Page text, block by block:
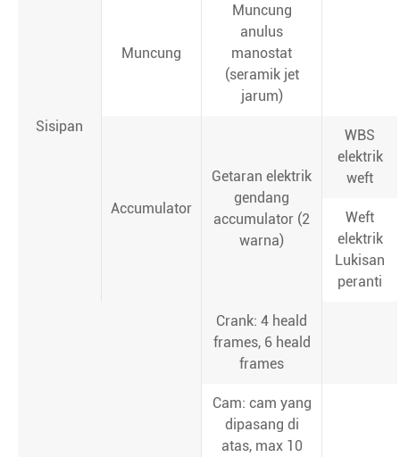
Sisipan
Muncung
Muncung
anulus
manostat
(seramik jet
jarum)
Accumulator
Getaran elektrik
gendang
accumulator (2
warna)
WBS
elektrik
weft
Weft
elektrik
Lukisan
peranti
Crank: 4 heald
frames, 6 heald
frames
Cam: cam yang
dipasang di
atas, max 10